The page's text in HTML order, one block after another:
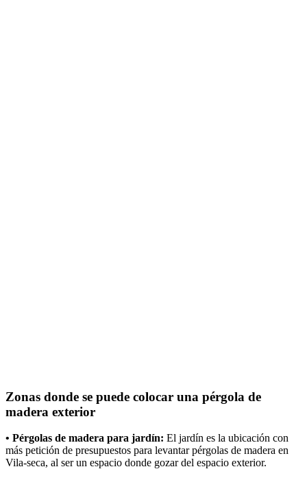
Zonas donde se puede colocar una pérgola de
madera exterior
• Pérgolas de madera para jardín: El jardín es la ubicación con
más petición de presupuestos para levantar pérgolas de madera en
Vila-seca, al ser un espacio donde gozar del espacio exterior.